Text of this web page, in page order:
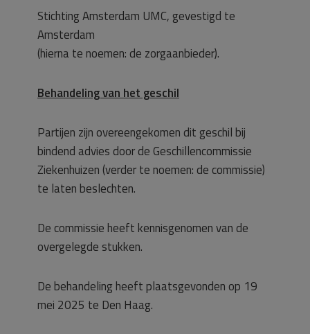
Stichting Amsterdam UMC, gevestigd te
Amsterdam
(hierna te noemen: de zorgaanbieder).
Behandeling van het geschil
Partijen zijn overeengekomen dit geschil bij
bindend advies door de Geschillencommissie
Ziekenhuizen (verder te noemen: de commissie)
te laten beslechten.
De commissie heeft kennisgenomen van de
overgelegde stukken.
De behandeling heeft plaatsgevonden op 19
mei 2025 te Den Haag.